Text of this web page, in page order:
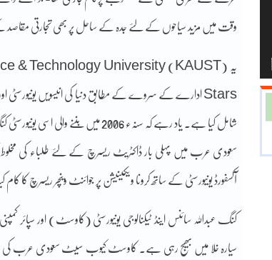
وقت میں مزید سیاحوں کے لئے جدہ کے ساحل پر بھی تجارتی
شامل کیا ہے۔ یاد رہے کہ سنہء 2006 میں بننے والی اسی یونیورسٹی کنگ عبداللہ سائنس اینڈ ٹیکنالوجی یونیورسٹی ’کاوسٹ‘ نے سنہء 2013 میں
سعودی عرب میں پہلی بار ڈاکٹریٹ ریسرچ کے لئے طلباء کی مخلوط
آکسفورڈ یونیورسٹی کے ساتھ کرونا ویکینیشن پر جوائنٹ وینچر ریسرچ کا کام
سیارہ خلا میں بھیج رہی ہے۔ کاوسٹ کیوب سیٹ سعودی عرب کی